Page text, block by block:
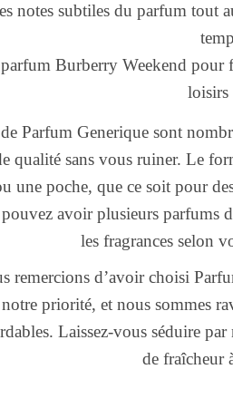
notes subtiles du parfum tout
Burberry Weekend pour
loisirs
de Parfum Generique sont
qualité sans vous ruiner. Le
une poche, que ce soit pour
avoir plusieurs parfums
les fragrances selon
remercions d’avoir choisi
priorité, et nous sommes
Laissez-vous séduire
de fraîcheur